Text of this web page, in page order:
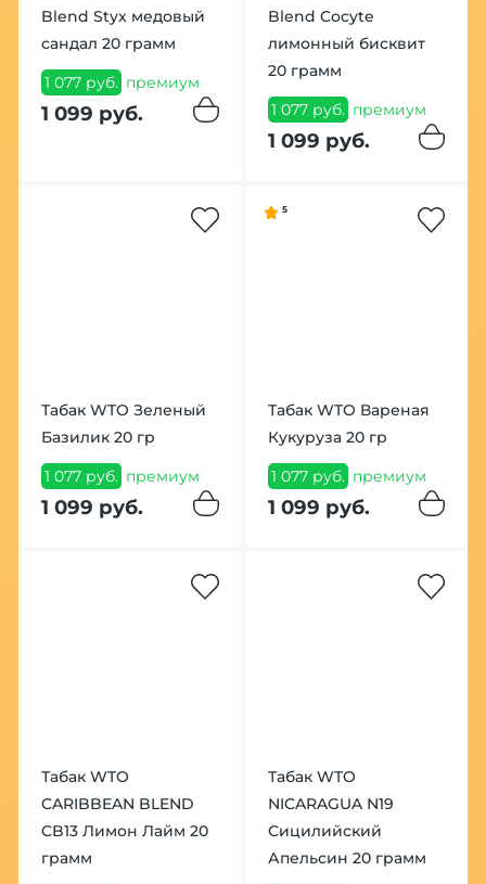
Blend Styx медовый
сандал 20 грамм
1 077 руб. премиум
1 099 руб.
Blend Cocyte
лимонный бисквит
20 грамм
1 077 руб. премиум
1 099 руб.
Табак WTO Зеленый
Базилик 20 гр
1 077 руб. премиум
1 099 руб.
5
Табак WTO Вареная
Кукуруза 20 гр
1 077 руб. премиум
1 099 руб.
Табак WTO
CARIBBEAN BLEND
CB13 Лимон Лайм 20
грамм
Табак WTO
NICARAGUA N19
Сицилийский
Апельсин 20 грамм